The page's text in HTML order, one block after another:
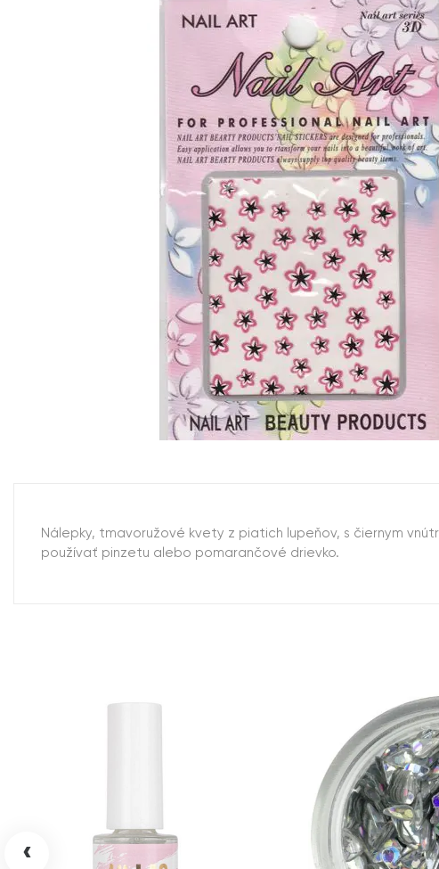
Nálepky, tmavoružové kvety z piatich lupeňov, s čiernym
používať pinzetu alebo pomarančové drievko.
‹